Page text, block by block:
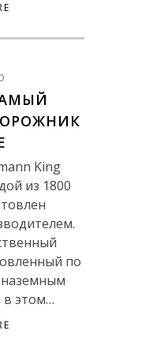
King
из 1800
по
наземным
в этом…